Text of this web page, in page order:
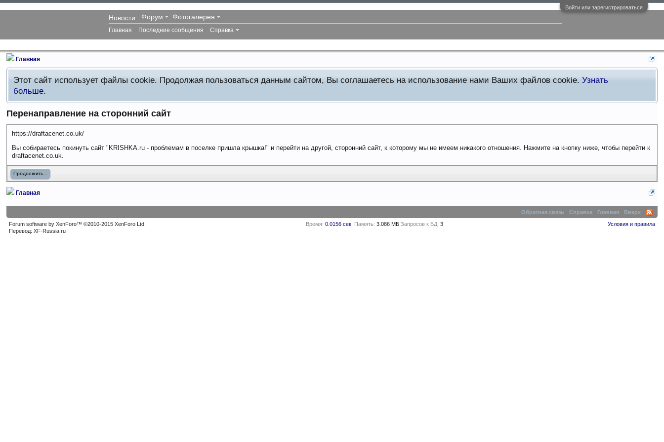
Войти или зарегистрироваться
Главная
Этот сайт использует файлы cookie. Продолжая пользоваться данным сайтом, Вы соглашаетесь на использование нами Ваших файлов cookie.Узнать
больше.
Перенаправление на сторонний сайт
https://draftacenet.co.uk/
Вы собираетесь покинуть сайт "KRISHKA.ru - проблемам в поселке пришла крышка!" и перейти на другой, сторонний сайт, к которому мы не имеем никакого отношения. Нажмите на кнопку ниже, чтобы перейти к
draftacenet.co.uk.
Продолжить...
Главная
Новости
Главная Последние сообщения Справка
Форум Фотогалерея
Обратная связь Справка Главная
Вверх
Условия и правила
Forum software by XenForo™©2010-2015 XenForo Ltd.
Перевод:XF-Russia.ru
Время: 0.0156 сек. Память: 3.086 МБ Запросов к БД: 3